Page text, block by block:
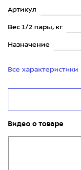
Артикул
Вес 1/2 пары, кг
Назначение
Все характеристики
Видео о товаре